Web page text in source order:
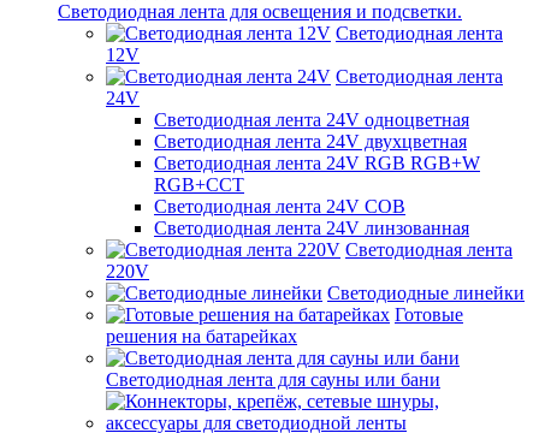
Светодиодная лента для освещения и подсветки.
Светодиодная лента
12V
Светодиодная лента
24V
Светодиодная лента 24V одноцветная
Светодиодная лента 24V двухцветная
Светодиодная лента 24V RGB RGB+W
RGB+CCT
Светодиодная лента 24V COB
Светодиодная лента 24V линзованная
Светодиодная лента
220V
Светодиодные линейки
Готовые
решения на батарейках
Светодиодная лента для сауны или бани